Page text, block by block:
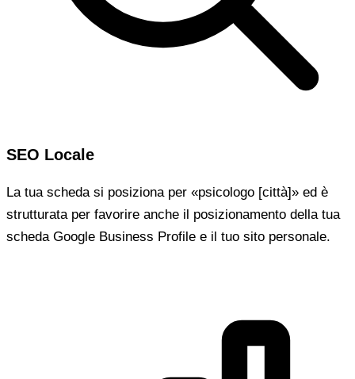
SEO Locale
La tua scheda si posiziona per «psicologo [città]» ed è
strutturata per favorire anche il posizionamento della tua
scheda Google Business Profile e il tuo sito personale.